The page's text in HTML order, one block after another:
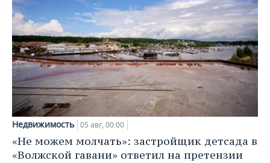
Недвижимость 05 авг, 00:00
«Не можем молчать»: застройщик детсада в
«Волжской гавани» ответил на претензии